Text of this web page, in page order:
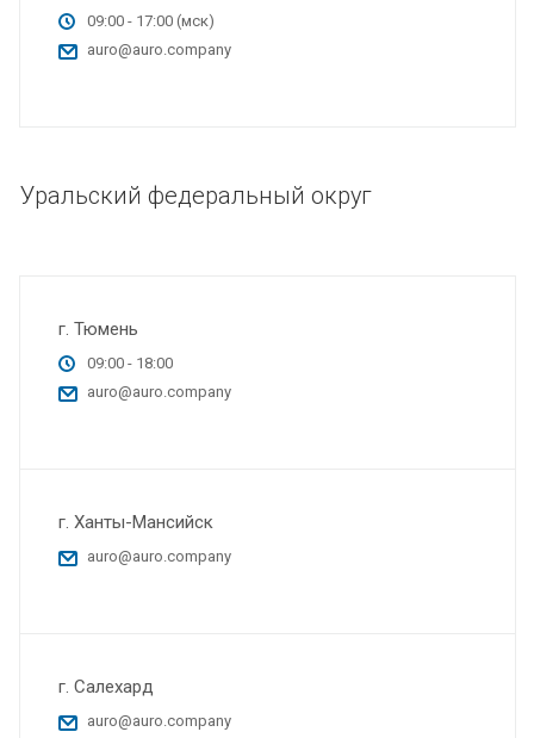
09:00 - 17:00 (мск)
auro@auro.company
Уральский федеральный округ
г. Тюмень
09:00 - 18:00
auro@auro.company
г. Ханты-Мансийск
auro@auro.company
г. Салехард
auro@auro.company